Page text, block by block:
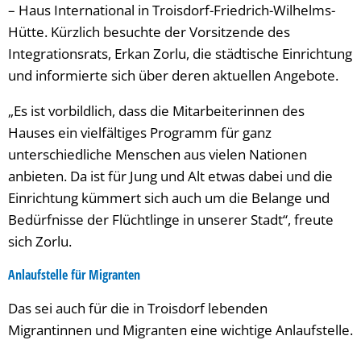
– Haus International in Troisdorf-Friedrich-Wilhelms-
Hütte. Kürzlich besuchte der Vorsitzende des
Integrationsrats, Erkan Zorlu, die städtische Einrichtung
und informierte sich über deren aktuellen Angebote.
„Es ist vorbildlich, dass die Mitarbeiterinnen des
Hauses ein vielfältiges Programm für ganz
unterschiedliche Menschen aus vielen Nationen
anbieten. Da ist für Jung und Alt etwas dabei und die
Einrichtung kümmert sich auch um die Belange und
Bedürfnisse der Flüchtlinge in unserer Stadt“, freute
sich Zorlu.
Anlaufstelle für Migranten
Das sei auch für die in Troisdorf lebenden
Migrantinnen und Migranten eine wichtige Anlaufstelle.